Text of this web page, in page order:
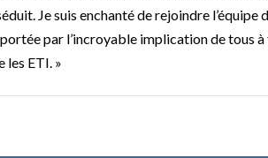
Je suis enchanté de rejoindre
par l’incroyable implication de tous
les ETI. »